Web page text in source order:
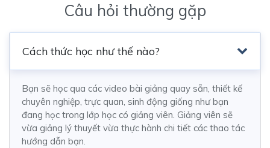
Câu hỏi thường gặp
Cách thức học như thế nào?
Bạn sẽ học qua các video bài giảng quay sẵn, thiết kế
chuyên nghiệp, trực quan, sinh động giống như bạn
đang học trong lớp học có giảng viên. Giảng viên sẽ
vừa giảng lý thuyết vừa thực hành chi tiết các thao tác
hướng dẫn bạn.